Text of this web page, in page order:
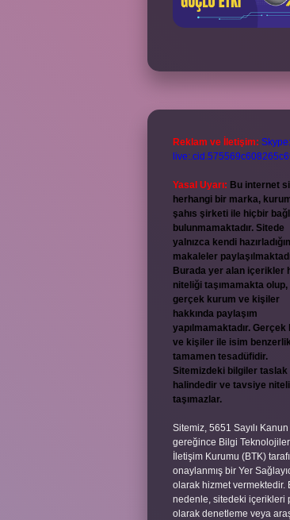
Reklam ve İletişim: Skype:
Yasal Uyarı: Bu internet
herhangi bir marka,
şahıs şirketi ile hiçbir
bulunmamaktadır. Sitede
yalnızca kendi
makaleler
Burada yer alan içerikler
niteliği taşımamakta olup,
gerçek kurum ve kişiler
hakkında paylaşım
yapılmamaktadır. Gerçek
ve kişiler ile isim
tamamen tesadüfidir.
Sitemizdeki bilgiler taslak
halindedir ve tavsiye
taşımazlar.
Sitemiz, 5651 Sayılı Kanun
gereğince Bilgi
İletişim Kurumu (BTK)
onaylanmış bir Yer
olarak hizmet vermektedir.
nedenle, sitedeki içerikleri
olarak denetleme veya